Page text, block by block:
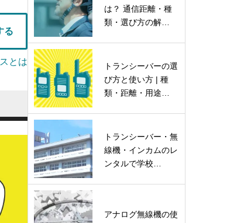
る
とは
は？ 通信距離・種
類・選び方の解…
トランシーバーの選
び方と使い方 | 種
類・距離・用途…
トランシーバー・無
線機・インカムのレ
ンタルで学校…
アナログ無線機の使